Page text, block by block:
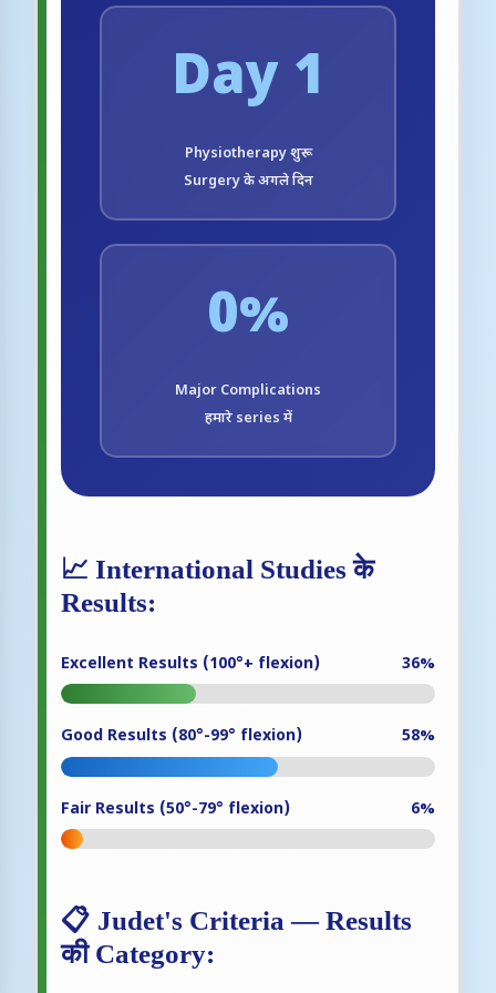
Day 1
Physiotherapy शुरू
Surgery के अगले दिन
0%
Major Complications
हमारे series में
📈 International Studies के
Results:
Excellent Results (100°+ flexion) 36%
Good Results (80°-99° flexion) 58%
Fair Results (50°-79° flexion) 6%
📋 Judet's Criteria — Results
की Category: